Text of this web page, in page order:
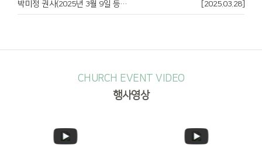
박미정 권사(2025년 3월 9일 등록 - 박장미 집사 인도) [2025.03.28]
CHURCH EVENT VIDEO
행사영상